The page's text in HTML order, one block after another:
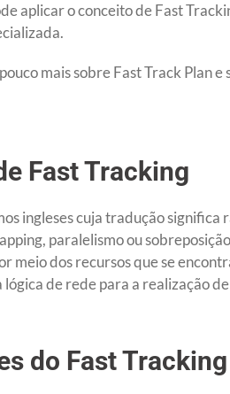
aplicar o conceito de Fast
mais sobre Fast Track Plan
Fast Tracking
ingleses cuja tradução
paralelismo ou
meio dos recursos que se
de rede para a realização
do Fast Tracking